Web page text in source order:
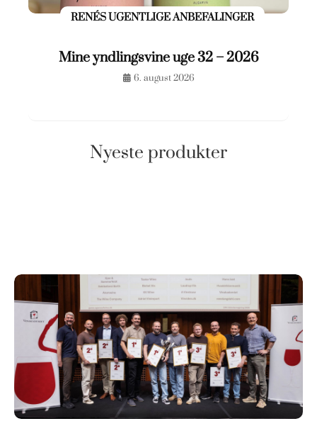
RENÉS UGENTLIGE ANBEFALINGER
Mine yndlingsvine uge 32 – 2026
6. august 2026
Nyeste produkter